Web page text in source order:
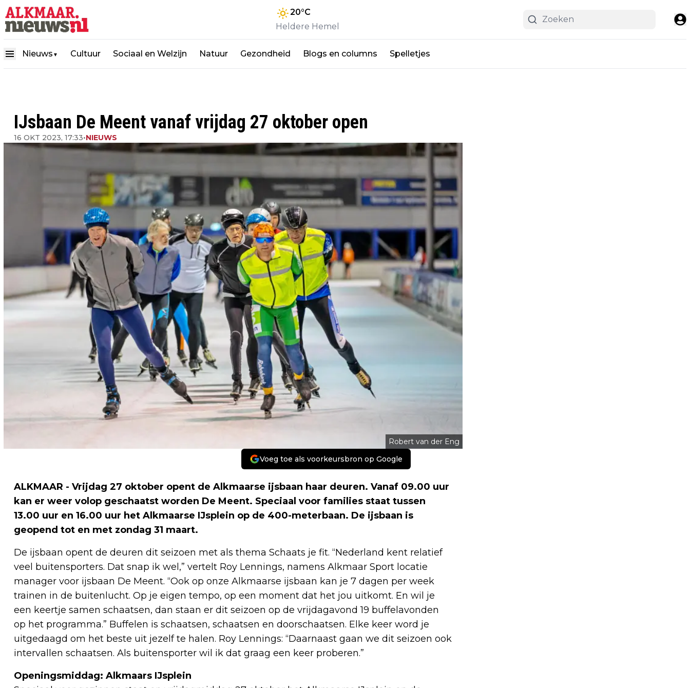
20°C
Heldere Hemel
Nieuws ▼ Cultuur Sociaal en Welzijn Natuur Gezondheid Blogs en columns Spelletjes
IJsbaan De Meent vanaf vrijdag 27 oktober open
16 OKT 2023, 17:33•NIEUWS
Robert van der Eng
Voeg toe als voorkeursbron op Google
ALKMAAR - Vrijdag 27 oktober opent de Alkmaarse ijsbaan haar deuren. Vanaf 09.00 uur
kan er weer volop geschaatst worden De Meent. Speciaal voor families staat tussen
13.00 uur en 16.00 uur het Alkmaarse IJsplein op de 400-meterbaan. De ijsbaan is
geopend tot en met zondag 31 maart.
De ijsbaan opent de deuren dit seizoen met als thema Schaats je fit. “Nederland kent relatief
veel buitensporters. Dat snap ik wel,” vertelt Roy Lennings, namens Alkmaar Sport locatie
manager voor ijsbaan De Meent. “Ook op onze Alkmaarse ijsbaan kan je 7 dagen per week
trainen in de buitenlucht. Op je eigen tempo, op een moment dat het jou uitkomt. En wil je
een keertje samen schaatsen, dan staan er dit seizoen op de vrijdagavond 19 buffelavonden
op het programma.” Buffelen is schaatsen, schaatsen en doorschaatsen. Elke keer word je
uitgedaagd om het beste uit jezelf te halen. Roy Lennings: “Daarnaast gaan we dit seizoen ook
intervallen schaatsen. Als buitensporter wil ik dat graag een keer proberen.”
Openingsmiddag: Alkmaars IJsplein